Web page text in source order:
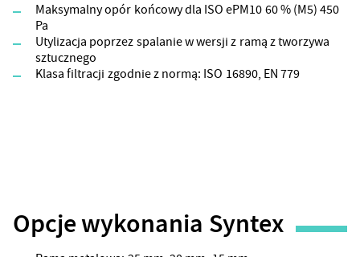
Maksymalny opór końcowy dla ISO ePM10 60 % (M5) 450
Pa
Utylizacja poprzez spalanie w wersji z ramą z tworzywa
sztucznego
Klasa filtracji zgodnie z normą: ISO 16890, EN 779
Opcje wykonania Syntex